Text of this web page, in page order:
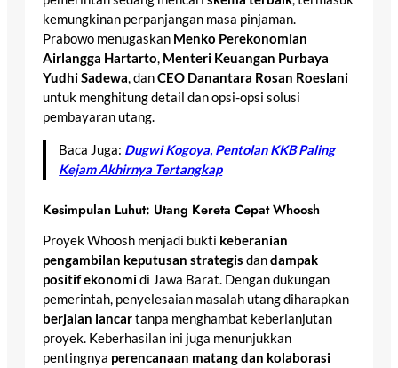
kemungkinan perpanjangan masa pinjaman.
Prabowo menugaskan Menko Perekonomian
Airlangga Hartarto, Menteri Keuangan Purbaya
Yudhi Sadewa, danCEO Danantara Rosan Roeslani
untuk menghitung detail dan opsi-opsi solusi
pembayaran utang.
Baca Juga: Dugwi Kogoya, Pentolan KKB Paling
Kejam Akhirnya Tertangkap
Kesimpulan Luhut: Utang Kereta Cepat Whoosh
Proyek Whoosh menjadi bukti keberanian
pengambilan keputusan strategis dandampak
positif ekonomidi Jawa Barat. Dengan dukungan
pemerintah, penyelesaian masalah utang diharapkan
berjalan lancartanpa menghambat keberlanjutan
proyek. Keberhasilan ini juga menunjukkan
pentingnya perencanaan matang dan kolaborasi